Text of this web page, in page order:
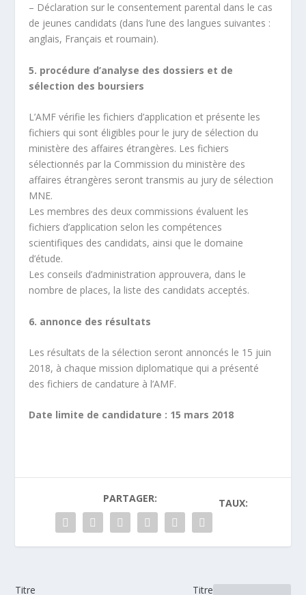
– Déclaration sur le consentement parental dans le cas
de jeunes candidats (dans l’une des langues suivantes :
anglais, Français et roumain).
5. procédure d’analyse des dossiers et de
sélection des boursiers
L’AMF vérifie les fichiers d’application et présente les
fichiers qui sont éligibles pour le jury de sélection du
ministère des affaires étrangères. Les fichiers
sélectionnés par la Commission du ministère des
affaires étrangères seront transmis au jury de sélection
MNE.
Les membres des deux commissions évaluent les
fichiers d’application selon les compétences
scientifiques des candidats, ainsi que le domaine
d’étude.
Les conseils d’administration approuvera, dans le
nombre de places, la liste des candidats acceptés.
6. annonce des résultats
Les résultats de la sélection seront annoncés le 15 juin
2018, à chaque mission diplomatique qui a présenté
des fichiers de candature à l’AMF.
Date limite de candidature : 15 mars 2018
PARTAGER: TAUX:
Titre Titre